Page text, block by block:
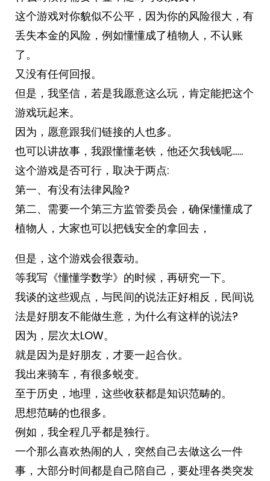
这个游戏对你貌似不公平，因为你的风险很大，有
丢失本金的风险，例如懂懂成了植物人，不认账
了。
又没有任何回报。
但是，我坚信，若是我愿意这么玩，肯定能把这个
游戏玩起来。
因为，愿意跟我们链接的人也多。
也可以讲故事，我跟懂懂老铁，他还欠我钱呢……
这个游戏是否可行，取决于两点:
第一、有没有法律风险?
第二、需要一个第三方监管委员会，确保懂懂成了
植物人，大家也可以把钱安全的拿回去，
但是，这个游戏会很轰动。
等我写《懂懂学数学》的时候，再研究一下。
我谈的这些观点，与民间的说法正好相反，民间说
法是好朋友不能做生意，为什么有这样的说法?
因为，层次太LOW。
就是因为是好朋友，才要一起合伙。
我出来骑车，有很多蜕变。
至于历史，地理，这些收获都是知识范畴的。
思想范畴的也很多。
例如，我全程几乎都是独行。
一个那么喜欢热闹的人，突然自己去做这么一件
事，大部分时间都是自己陪自己，要处理各类突发